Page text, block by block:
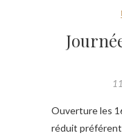
Ouverture les
réduit